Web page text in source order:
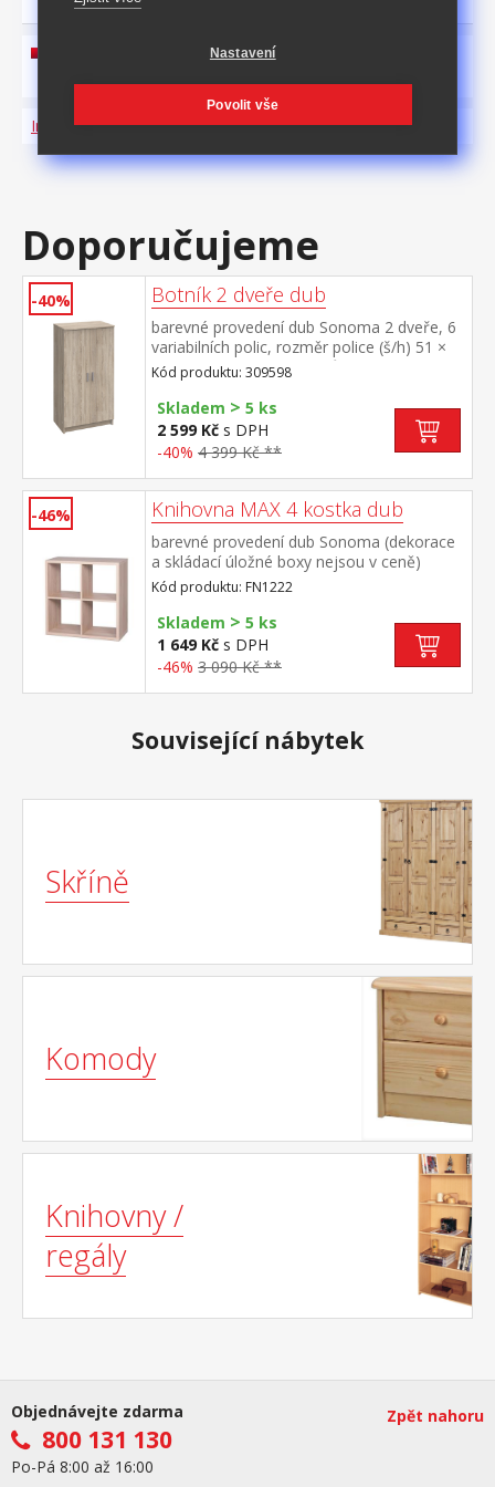
návod k montáži ke stažení zde
Informace o produktu a bezpečnosti
Doporučujeme
-40% Botník 2 dveře dub
barevné provedení dub Sonoma 2 dveře, 6
variabilních polic, rozměr police (š/h) 51 ×
29 cm kapacita až 21 párů bot
Kód produktu: 309598
Skladem > 5 ks
2 599 Kč s DPH
-40% 4 399 Kč **
-46% Knihovna MAX 4 kostka dub
barevné provedení dub Sonoma (dekorace
a skládací úložné boxy nejsou v ceně)
Kód produktu: FN1222
Skladem > 5 ks
1 649 Kč s DPH
-46% 3 090 Kč **
Související nábytek
Skříně
Komody
Knihovny /
regály
Objednávejte zdarma
800 131 130
Po-Pá 8:00 až 16:00
Zpět nahoru
Nastavení
Povolit vše